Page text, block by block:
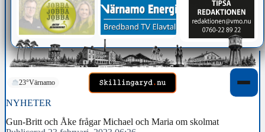
23°Värnamo
NYHETER
Gun-Britt och Åke frågar Michael och Maria om skolmat